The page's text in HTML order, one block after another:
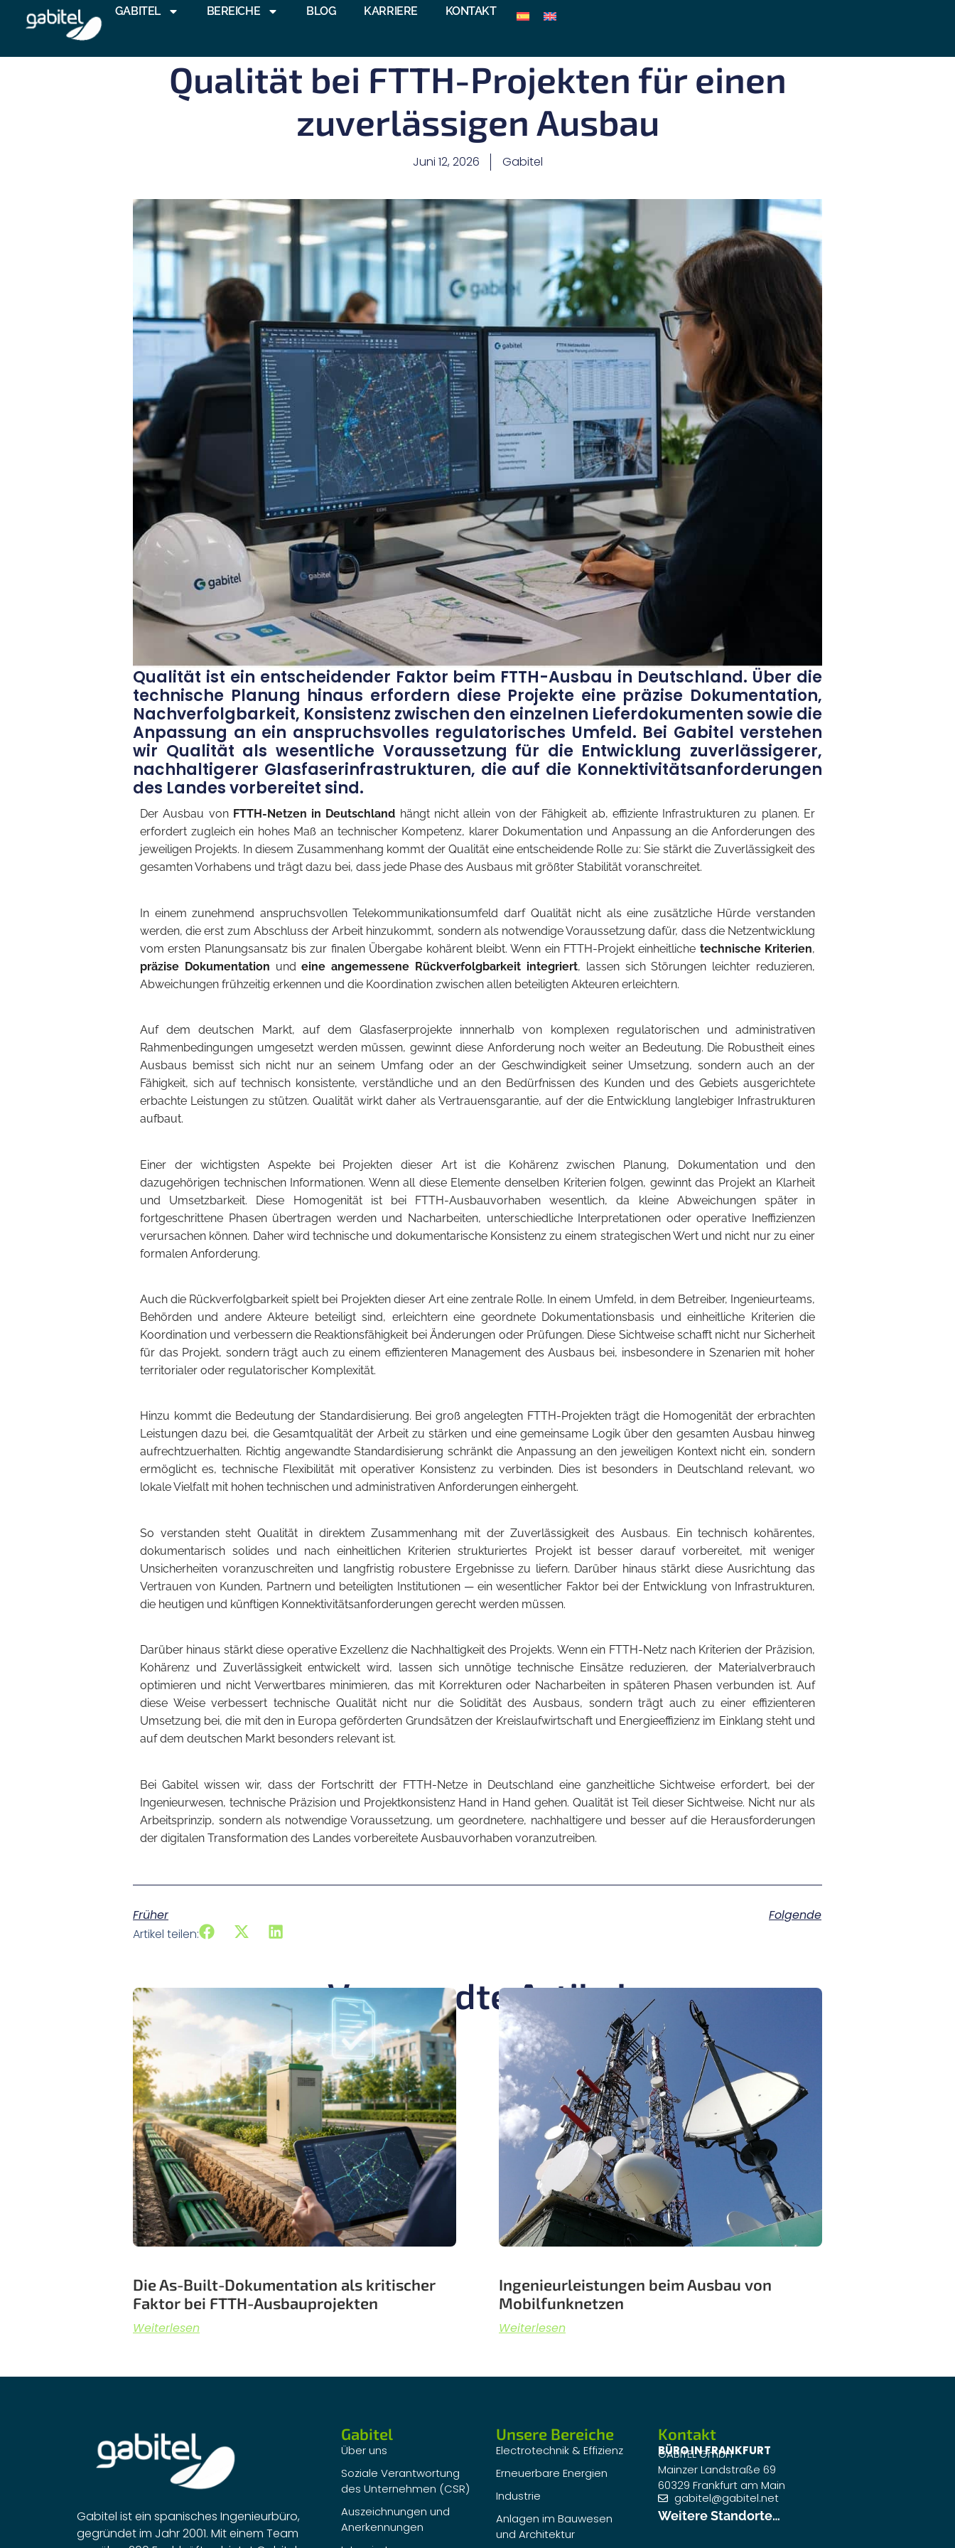
GABITEL BEREICHE BLOG KARRIERE KONTAKT
Qualität bei FTTH-Projekten für einen
zuverlässigen Ausbau
Juni 12, 2026 Gabitel
Qualität ist ein entscheidender Faktor beim FTTH-Ausbau in Deutschland. Über die
technische Planung hinaus erfordern diese Projekte eine präzise Dokumentation,
Nachverfolgbarkeit, Konsistenz zwischen den einzelnen Lieferdokumenten sowie die
Anpassung an ein anspruchsvolles regulatorisches Umfeld. Bei Gabitel verstehen
wir Qualität als wesentliche Voraussetzung für die Entwicklung zuverlässigerer,
nachhaltigerer Glasfaserinfrastrukturen, die auf die Konnektivitätsanforderungen
des Landes vorbereitet sind.
Der Ausbau von FTTH-Netzen in Deutschland hängt nicht allein von der Fähigkeit ab, effiziente Infrastrukturen zu planen. Er
erfordert zugleich ein hohes Maß an technischer Kompetenz, klarer Dokumentation und Anpassung an die Anforderungen des
jeweiligen Projekts. In diesem Zusammenhang kommt der Qualität eine entscheidende Rolle zu: Sie stärkt die Zuverlässigkeit des
gesamten Vorhabens und trägt dazu bei, dass jede Phase des Ausbaus mit größter Stabilität voranschreitet.
In einem zunehmend anspruchsvollen Telekommunikationsumfeld darf Qualität nicht als eine zusätzliche Hürde verstanden
werden, die erst zum Abschluss der Arbeit hinzukommt, sondern als notwendige Voraussetzung dafür, dass die Netzentwicklung
vom ersten Planungsansatz bis zur finalen Übergabe kohärent bleibt. Wenn ein FTTH-Projekt einheitliche technische Kriterien,
präzise Dokumentation undeine angemessene Rückverfolgbarkeit integriert, lassen sich Störungen leichter reduzieren,
Abweichungen frühzeitig erkennen und die Koordination zwischen allen beteiligten Akteuren erleichtern.
Auf dem deutschen Markt, auf dem Glasfaserprojekte innnerhalb von komplexen regulatorischen und administrativen
Rahmenbedingungen umgesetzt werden müssen, gewinnt diese Anforderung noch weiter an Bedeutung. Die Robustheit eines
Ausbaus bemisst sich nicht nur an seinem Umfang oder an der Geschwindigkeit seiner Umsetzung, sondern auch an der
Fähigkeit, sich auf technisch konsistente, verständliche und an den Bedürfnissen des Kunden und des Gebiets ausgerichtete
erbachte Leistungen zu stützen. Qualität wirkt daher als Vertrauensgarantie, auf der die Entwicklung langlebiger Infrastrukturen
aufbaut.
Einer der wichtigsten Aspekte bei Projekten dieser Art ist die Kohärenz zwischen Planung, Dokumentation und den
dazugehörigen technischen Informationen. Wenn all diese Elemente denselben Kriterien folgen, gewinnt das Projekt an Klarheit
und Umsetzbarkeit. Diese Homogenität ist bei FTTH-Ausbauvorhaben wesentlich, da kleine Abweichungen später in
fortgeschrittene Phasen übertragen werden und Nacharbeiten, unterschiedliche Interpretationen oder operative Ineffizienzen
verursachen können. Daher wird technische und dokumentarische Konsistenz zu einem strategischen Wert und nicht nur zu einer
formalen Anforderung.
Auch die Rückverfolgbarkeit spielt bei Projekten dieser Art eine zentrale Rolle. In einem Umfeld, in dem Betreiber, Ingenieurteams,
Behörden und andere Akteure beteiligt sind, erleichtern eine geordnete Dokumentationsbasis und einheitliche Kriterien die
Koordination und verbessern die Reaktionsfähigkeit bei Änderungen oder Prüfungen. Diese Sichtweise schafft nicht nur Sicherheit
für das Projekt, sondern trägt auch zu einem effizienteren Management des Ausbaus bei, insbesondere in Szenarien mit hoher
territorialer oder regulatorischer Komplexität.
Hinzu kommt die Bedeutung der Standardisierung. Bei groß angelegten FTTH-Projekten trägt die Homogenität der erbrachten
Leistungen dazu bei, die Gesamtqualität der Arbeit zu stärken und eine gemeinsame Logik über den gesamten Ausbau hinweg
aufrechtzuerhalten. Richtig angewandte Standardisierung schränkt die Anpassung an den jeweiligen Kontext nicht ein, sondern
ermöglicht es, technische Flexibilität mit operativer Konsistenz zu verbinden. Dies ist besonders in Deutschland relevant, wo
lokale Vielfalt mit hohen technischen und administrativen Anforderungen einhergeht.
So verstanden steht Qualität in direktem Zusammenhang mit der Zuverlässigkeit des Ausbaus. Ein technisch kohärentes,
dokumentarisch solides und nach einheitlichen Kriterien strukturiertes Projekt ist besser darauf vorbereitet, mit weniger
Unsicherheiten voranzuschreiten und langfristig robustere Ergebnisse zu liefern. Darüber hinaus stärkt diese Ausrichtung das
Vertrauen von Kunden, Partnern und beteiligten Institutionen — ein wesentlicher Faktor bei der Entwicklung von Infrastrukturen,
die heutigen und künftigen Konnektivitätsanforderungen gerecht werden müssen.
Darüber hinaus stärkt diese operative Exzellenz die Nachhaltigkeit des Projekts. Wenn ein FTTH-Netz nach Kriterien der Präzision,
Kohärenz und Zuverlässigkeit entwickelt wird, lassen sich unnötige technische Einsätze reduzieren, der Materialverbrauch
optimieren und nicht Verwertbares minimieren, das mit Korrekturen oder Nacharbeiten in späteren Phasen verbunden ist. Auf
diese Weise verbessert technische Qualität nicht nur die Solidität des Ausbaus, sondern trägt auch zu einer effizienteren
Umsetzung bei, die mit den in Europa geförderten Grundsätzen der Kreislaufwirtschaft und Energieeffizienz im Einklang steht und
auf dem deutschen Markt besonders relevant ist.
Bei Gabitel wissen wir, dass der Fortschritt der FTTH-Netze in Deutschland eine ganzheitliche Sichtweise erfordert, bei der
Ingenieurwesen, technische Präzision und Projektkonsistenz Hand in Hand gehen. Qualität ist Teil dieser Sichtweise. Nicht nur als
Arbeitsprinzip, sondern als notwendige Voraussetzung, um geordnetere, nachhaltigere und besser auf die Herausforderungen
der digitalen Transformation des Landes vorbereitete Ausbauvorhaben voranzutreiben.
Früher
Folgende
Artikel teilen:
Verwandte Artikel
Die As-Built-Dokumentation als kritischer
Faktor bei FTTH-Ausbauprojekten
Weiterlesen
Ingenieurleistungen beim Ausbau von
Mobilfunknetzen
Weiterlesen
Gabitel ist ein spanisches Ingenieurbüro,
gegründet im Jahr 2001. Mit einem Team
Gabitel
Über uns
Soziale Verantwortung
des Unternehmen (CSR)
Auszeichnungen und
Anerkennungen
Unsere Bereiche
Electrotechnik & Effizienz
Erneuerbare Energien
Industrie
Anlagen im Bauwesen
und Architektur
Kontakt
BÜRO IN FRANKFURT
GABITEL GmbH
Mainzer Landstraße 69
60329 Frankfurt am Main
gabitel@gabitel.net
Weitere Standorte…